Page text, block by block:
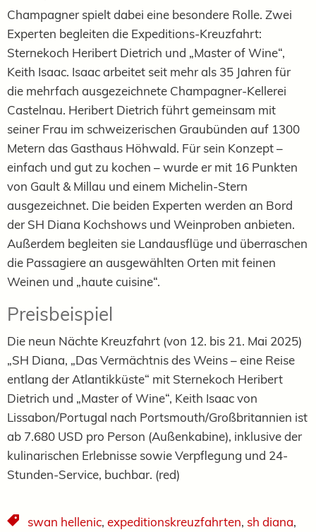
Champagner spielt dabei eine besondere Rolle. Zwei
Experten begleiten die Expeditions-Kreuzfahrt:
Sternekoch Heribert Dietrich und „Master of Wine“,
Keith Isaac. Isaac arbeitet seit mehr als 35 Jahren für
die mehrfach ausgezeichnete Champagner-Kellerei
Castelnau. Heribert Dietrich führt gemeinsam mit
seiner Frau im schweizerischen Graubünden auf 1300
Metern das Gasthaus Höhwald. Für sein Konzept –
einfach und gut zu kochen – wurde er mit 16 Punkten
von Gault & Millau und einem Michelin-Stern
ausgezeichnet. Die beiden Experten werden an Bord
der SH Diana Kochshows und Weinproben anbieten.
Außerdem begleiten sie Landausflüge und überraschen
die Passagiere an ausgewählten Orten mit feinen
Weinen und „haute cuisine“.
Preisbeispiel
Die neun Nächte Kreuzfahrt (von 12. bis 21. Mai 2025)
„SH Diana, „Das Vermächtnis des Weins – eine Reise
entlang der Atlantikküste“ mit Sternekoch Heribert
Dietrich und „Master of Wine“, Keith Isaac von
Lissabon/Portugal nach Portsmouth/Großbritannien ist
ab 7.680 USD pro Person (Außenkabine), inklusive der
kulinarischen Erlebnisse sowie Verpflegung und 24-
Stunden-Service, buchbar. (red)
swan hellenic, expeditionskreuzfahrten, sh diana,